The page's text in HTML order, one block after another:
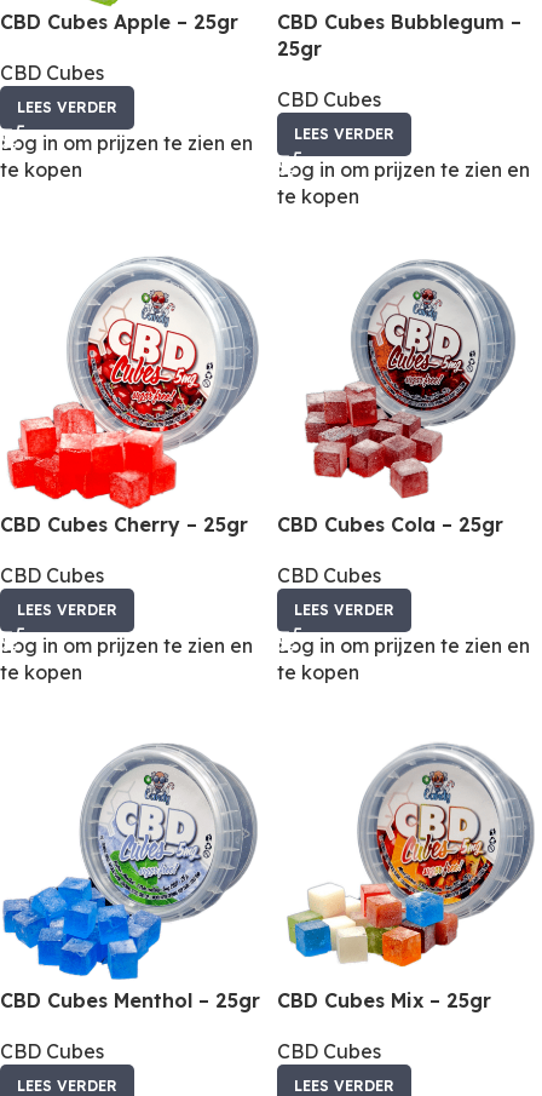
CBD Cubes Apple – 25gr
CBD Cubes
LEES VERDER
Log in om prijzen te zien en
te kopen
CBD Cubes Bubblegum –
25gr
CBD Cubes
LEES VERDER
Log in om prijzen te zien en
te kopen
CBD Cubes Cherry – 25gr
CBD Cubes
LEES VERDER
Log in om prijzen te zien en
te kopen
CBD Cubes Cola – 25gr
CBD Cubes
LEES VERDER
Log in om prijzen te zien en
te kopen
CBD Cubes Menthol – 25gr
CBD Cubes
LEES VERDER
CBD Cubes Mix – 25gr
CBD Cubes
LEES VERDER